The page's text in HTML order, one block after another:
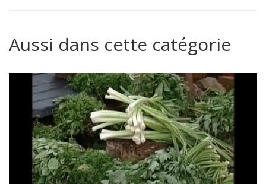
Aussi dans cette catégorie